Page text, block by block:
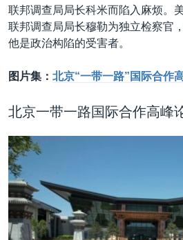
联邦调查局局长科米而陷入麻烦。
联邦调查局局长穆勒为独立检察官
他是政治构陷的受害者。
图片集： 北京“一带一路”国际合作
北京一带一路国际合作高峰